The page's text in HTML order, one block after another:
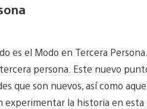
es el Modo en Tercera
persona. Este nuevo
que son nuevos, así como
experimentar la historia en esta